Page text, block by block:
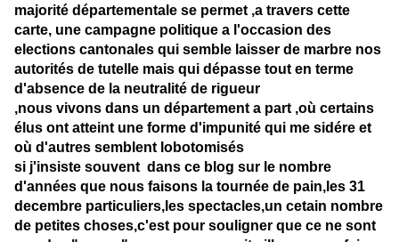
majorité départementale se permet ,a travers cette
carte, une campagne politique a l'occasion des
elections cantonales qui semble laisser de marbre nos
autorités de tutelle mais qui dépasse tout en terme
d'absence de la neutralité de rigueur
,nous vivons dans un département a part ,où certains
élus ont atteint une forme d'impunité qui me sidére et
où d'autres semblent lobotomisés
si j'insiste souvent dans ce blog sur le nombre
d'années que nous faisons la tournée de pain,les 31
decembre particuliers,les spectacles,un cetain nombre
de petites choses,c'est pour souligner que ce ne sont